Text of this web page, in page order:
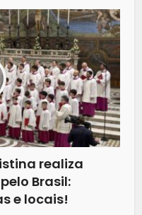
realiza
Brasil:
e locais!